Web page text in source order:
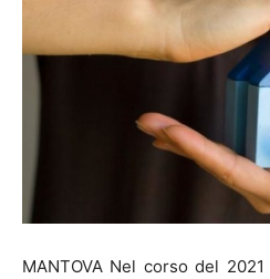
MANTOVA Nel corso del